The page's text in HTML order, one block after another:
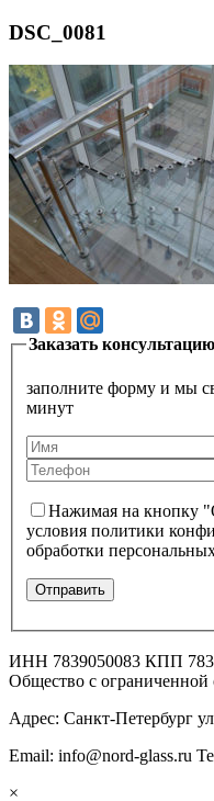
DSC_0081
Заказать консультацию
заполните форму и мы
минут
Нажимая на кнопку
условия политики
обработки
ИНН 7839050083 КПП
Общество с
Адрес: Санкт-Петербург
Email: info@nord-glass.ru
×